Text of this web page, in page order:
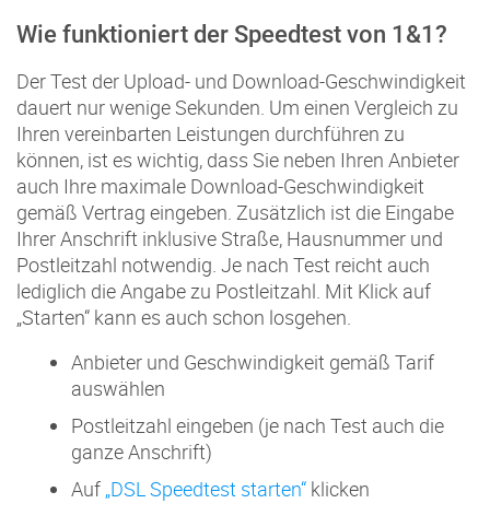
Wie funktioniert der Speedtest von 1&1?
Der Test der Upload- und Download-Geschwindigkeit
dauert nur wenige Sekunden. Um einen Vergleich zu
Ihren vereinbarten Leistungen durchführen zu
können, ist es wichtig, dass Sie neben Ihren Anbieter
auch Ihre maximale Download-Geschwindigkeit
gemäß Vertrag eingeben. Zusätzlich ist die Eingabe
Ihrer Anschrift inklusive Straße, Hausnummer und
Postleitzahl notwendig. Je nach Test reicht auch
lediglich die Angabe zu Postleitzahl. Mit Klick auf
„Starten“ kann es auch schon losgehen.
Anbieter und Geschwindigkeit gemäß Tarif
auswählen
Postleitzahl eingeben (je nach Test auch die
ganze Anschrift)
Auf „DSL Speedtest starten“ klicken